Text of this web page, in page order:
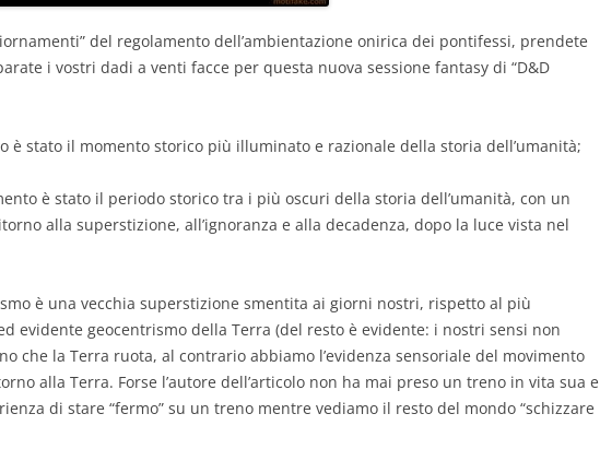
del regolamento dell’ambientazione onirica dei pontifessi, prendete
i vostri dadi a venti facce per questa nuova sessione fantasy di “D&D
è stato il momento storico più illuminato e razionale della storia dell’umanità;
è stato il periodo storico tra i più oscuri della storia dell’umanità, con un
alla superstizione, all’ignoranza e alla decadenza, dopo la luce vista nel
è una vecchia superstizione smentita ai giorni nostri, rispetto al più
evidente geocentrismo della Terra (del resto è evidente: i nostri sensi non
che la Terra ruota, al contrario abbiamo l’evidenza sensoriale del movimento
alla Terra. Forse l’autore dell’articolo non ha mai preso un treno in vita sua e
di stare “fermo” su un treno mentre vediamo il resto del mondo “schizzare